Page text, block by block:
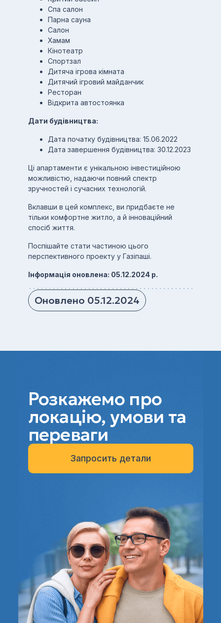
Спа салон
Парна сауна
Салон
Хамам
Кінотеатр
Спортзал
Дитяча ігрова кімната
Дитячий ігровий майданчик
Ресторан
Відкрита автостоянка
Дати будівництва:
Дата початку будівництва: 15.06.2022
Дата завершення будівництва: 30.12.2023
Ці апартаменти є унікальною інвестиційною
можливістю, надаючи повний спектр
зручностей і сучасних технологій.
Вклавши в цей комплекс, ви придбаєте не
тільки комфортне житло, а й інноваційний
спосіб життя.
Поспішайте стати частиною цього
перспективного проекту у Газіпаші.
Інформація оновлена: 05.12.2024 р.
Оновлено 05.12.2024
Розкажемо про
локацію, умови та
переваги
Запросить детали